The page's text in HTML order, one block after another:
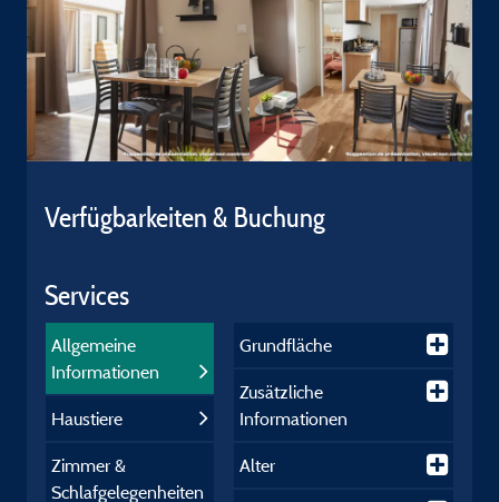
Verfügbarkeiten & Buchung
Services
Allgemeine
Informationen
Haustiere
Zimmer &
Schlafgelegenheiten
Grundfläche
Zusätzliche
Informationen
Alter